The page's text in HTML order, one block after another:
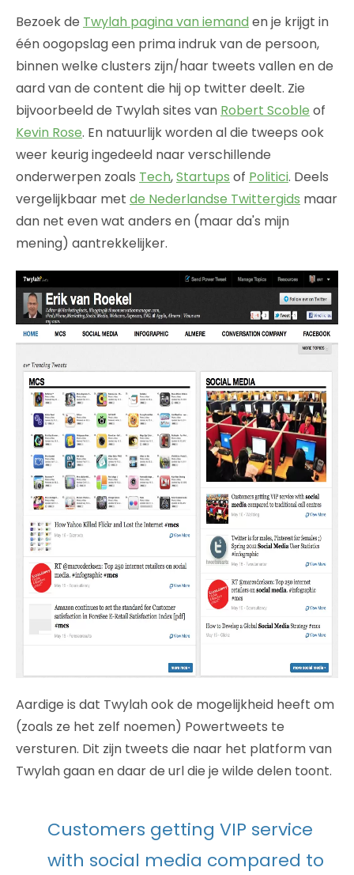
Bezoek de Twylah pagina van iemand en je krijgt in
één oogopslag een prima indruk van de persoon,
binnen welke clusters zijn/haar tweets vallen en de
aard van de content die hij op twitter deelt. Zie
bijvoorbeeld de Twylah sites van Robert Scoble of
Kevin Rose. En natuurlijk worden al die tweeps ook
weer keurig ingedeeld naar verschillende
onderwerpen zoals Tech,Startups of Politici. Deels
vergelijkbaar met de Nederlandse Twittergids maar
dan net even wat anders en (maar da's mijn
mening) aantrekkelijker.
Aardige is dat Twylah ook de mogelijkheid heeft om
(zoals ze het zelf noemen) Powertweets te
versturen. Dit zijn tweets die naar het platform van
Twylah gaan en daar de url die je wilde delen toont.
Customers getting VIP service
with social media compared to